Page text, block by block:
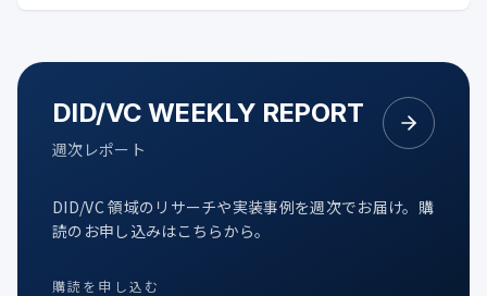
DID/VC WEEKLY REPORT
週次レポート
DID/VC 領域のリサーチや実装事例を週次でお届け。購
読のお申し込みはこちらから。
購読を申し込む